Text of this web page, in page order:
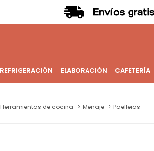
REFRIGERACIÓN ELABORACIÓN CAFETERÍA
Herramientas de cocina Menaje Paelleras